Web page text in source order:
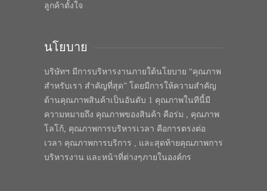
ลูกค้าตั้งใจ
นโยบาย
บริษัทฯ มีการบริหารงานภายใต้นโยบาย “คุณภาพ
สำหรับเรา สำคัญที่สุด” โดยมีการให้ความสำคัญ
ด้านคุณภาพสินค้าเป็นอันดับ 1 คุณภาพในทีนี้มี
ความหมายถึง คุณภาพของสินค้า คือร่ม , คุณภาพ
โลโก้, คุณภาพการบริหารเวลา คือการตรงต่อ
เวลา คุณภาพการบริการ , และสุดท้ายคุณภาพการ
บริหารงาน และหน้าที่ต่างๆภายในองค์กร